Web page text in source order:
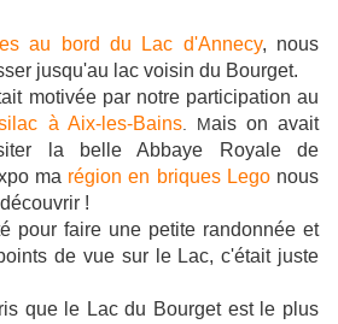
au bord du Lac d'Annecy, nous
jusqu'au lac voisin du Bourget.
motivée par notre participation au
à Aix-les-Bains. Mais on avait
la belle Abbaye Royale de
ma région en briques Legonous
!
pour faire une petite randonnée et
de vue sur le Lac, c'était juste
que le Lac du Bourget est le plus